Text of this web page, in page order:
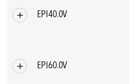
EPI40.0V
EPI60.0V